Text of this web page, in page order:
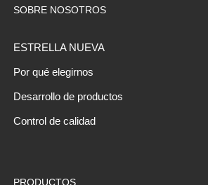
SOBRE NOSOTROS
ESTRELLA NUEVA
Por qué elegirnos
Desarrollo de productos
Control de calidad
PRODUCTOS